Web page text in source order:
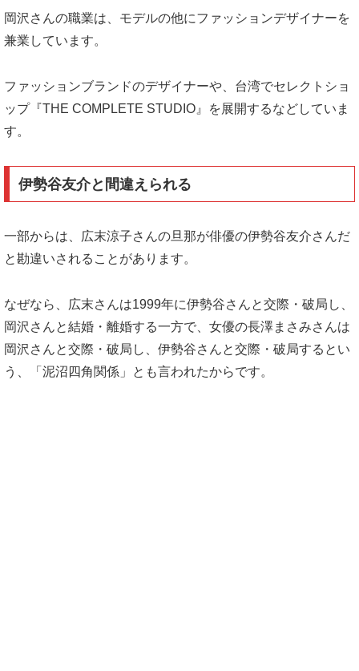
岡沢さんの職業は、モデルの他にファッションデザイナーを
兼業しています。
ファッションブランドのデザイナーや、台湾でセレクトショ
ップ『THE COMPLETE STUDIO』を展開するなどしていま
す。
伊勢谷友介と間違えられる
一部からは、広末涼子さんの旦那が俳優の伊勢谷友介さんだ
と勘違いされることがあります。
なぜなら、広末さんは1999年に伊勢谷さんと交際・破局し、
岡沢さんと結婚・離婚する一方で、女優の長澤まさみさんは
岡沢さんと交際・破局し、伊勢谷さんと交際・破局するとい
う、「泥沼四角関係」とも言われたからです。